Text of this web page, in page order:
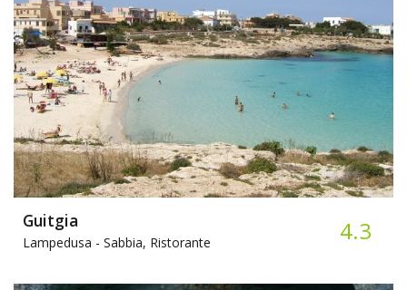
Guitgia
Lampedusa - Sabbia, Ristorante 4.3